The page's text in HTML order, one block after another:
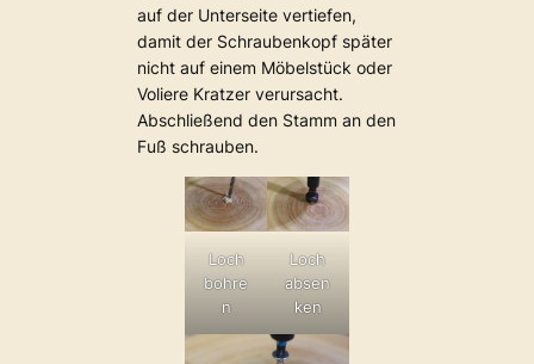
auf der Unterseite vertiefen,
damit der Schraubenkopf später
nicht auf einem Möbelstück oder
Voliere Kratzer verursacht.
Abschließend den Stamm an den
Fuß schrauben.
Loch
bohre
n
Loch
absen
ken